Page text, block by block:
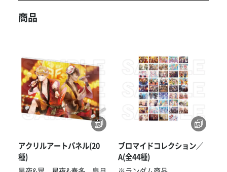
商品
アクリルアートパネル(20
種)
ブロマイドコレクション／
A(全44種)